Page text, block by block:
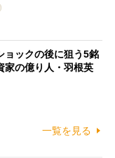
ョックの後に狙う5銘
家の億り人・羽根英
一覧を見る